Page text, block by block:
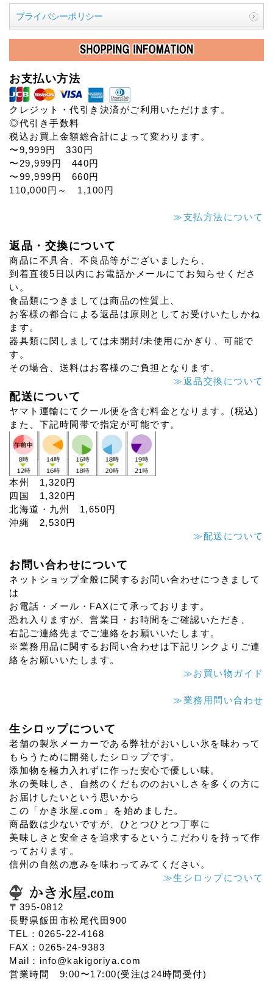
プライバシーポリシー
お支払い方法
クレジット・代引き決済がご利用いただけます。
◎代引き手数料
税込お買上金額総合計によって変わります。
〜9,999円 330円
〜29,999円 440円
〜99,999円 660円
110,000円～ 1,100円
≫支払方法について
返品・交換について
商品に不具合、不良品等がございましたら、
到着直後5日以内にお電話かメールにてお知らせくださ
い。
食品類につきましては商品の性質上、
お客様の都合による返品は原則としてお受けいたしかね
ます。
器具類に関しましては未開封/未使用にかぎり、可能で
す。
その場合、送料はお客様のご負担となります。
≫返品交換について
配送について
ヤマト運輸にてクール便を含む料金となります。(税込)
また、下記時間帯で指定が可能です。
本州 1,320円
四国 1,320円
北海道・九州 1,650円
沖縄 2,530円
≫配送について
お問い合わせについて
ネットショップ全般に関するお問い合わせにつきまして
は
お電話・メール・FAXにて承っております。
恐れ入りますが、営業日・お時間をご確認いただき、
右記ご連絡先までご連絡をお願いいたします。
※業務用品に関するお問い合わせは下記リンクよりご連
絡をお願いいたします。
≫お買い物ガイド
≫業務用問い合わせ
生シロップについて
老舗の製氷メーカーである弊社がおいしい氷を味わって
もらうために開発したシロップです。
添加物を極力入れずに作った安心で優しい味。
氷の美味しさ、自然のくだもののおいしさを多くの方に
お届けしたいという思いから
この「かき氷屋.com」を始めました。
商品数は少ないですが、ひとつひとつ丁寧に
美味しさと安全さを追求するというこだわりを持って作
っております。
信州の自然の恵みを味わってみてください。
≫生シロップについて
〒395-0812
長野県飯田市松尾代田900
TEL：0265-22-4168
FAX：0265-24-9383
Mail：info@kakigoriya.com
営業時間 9:00〜17:00(受注は24時間受付)